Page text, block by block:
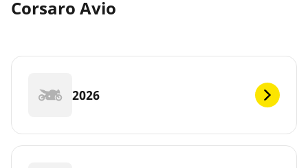
Corsaro Avio
2026